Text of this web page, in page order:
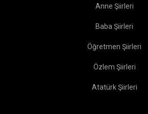
Anne Şiirleri
Baba Şiirleri
Öğretmen Şiirleri
Özlem Şiirleri
Atatürk Şiirleri